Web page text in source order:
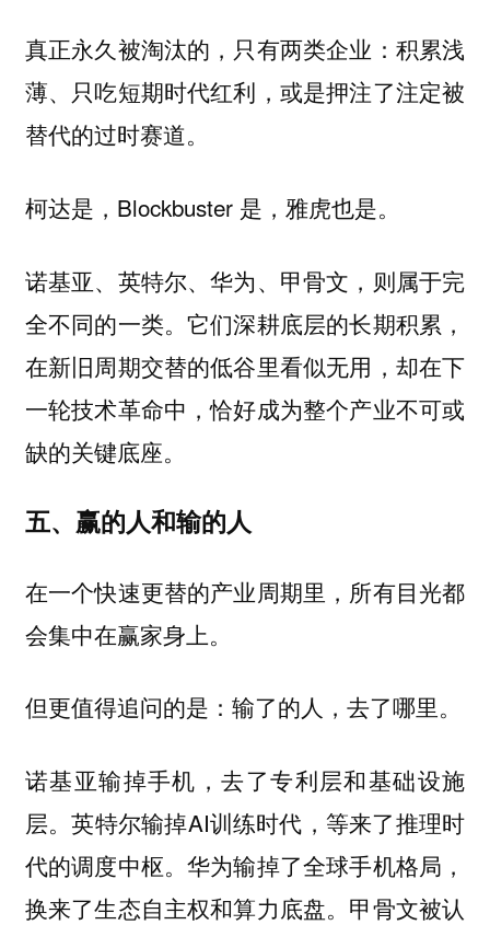
真正永久被淘汰的，只有两类企业： 积累浅
薄、只吃短期时代红利，或是押注了注定被
替代的过时赛道。
柯达是，Blockbuster 是，雅虎也是。
诺基亚、英特尔、华为、甲骨文，则属于完
全不同的一类。它们深耕底层的长期积累，
在新旧周期交替的低谷里看似无用，却在下
一轮技术革命中，恰好成为整个产业不可或
缺的关键底座。
五、赢的人和输的人
在一个快速更替的产业周期里，所有目光都
会集中在赢家身上。
但更值得追问的是： 输了的人，去了哪里。
诺基亚输掉手机，去了专利层和基础设施
层。英特尔输掉AI训练时代，等来了推理时
代的调度中枢。华为输掉了全球手机格局，
换来了生态自主权和算力底盘。甲骨文被认